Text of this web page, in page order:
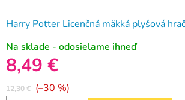
Harry Potter Licenčná mäkká plyšová
Na sklade - odosielame ihneď
8,49 €
12,30 € (–30 %)